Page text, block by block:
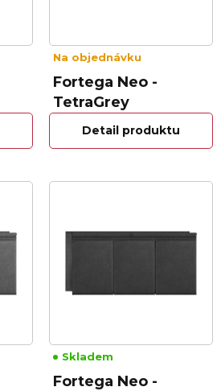
Na objednávku
Fortega Neo -
TetraGrey
Detail produktu
Skladem
Fortega Neo -